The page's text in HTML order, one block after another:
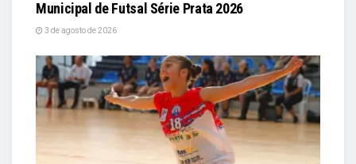
Municipal de Futsal Série Prata 2026
3 de agosto de 2026